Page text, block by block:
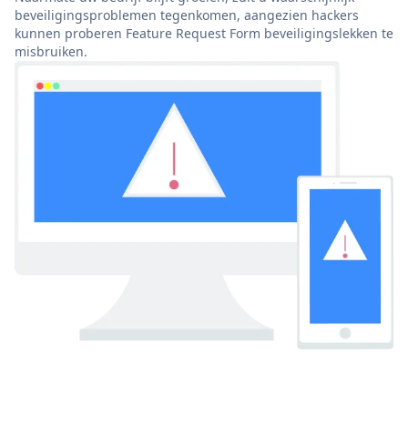
beveiligingsproblemen tegenkomen, aangezien hackers
kunnen proberen Feature Request Form beveiligingslekken te
misbruiken.